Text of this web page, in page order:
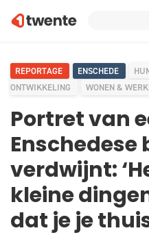
REPORTAGE ENSCHEDE
ONTWIKKELING
WONEN &
Portret van
Enschedese
verdwijnt:
kleine
dat je je